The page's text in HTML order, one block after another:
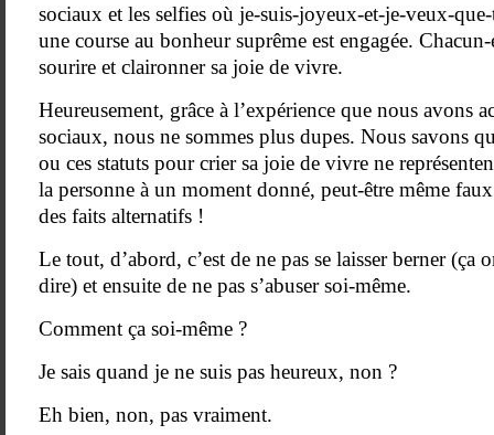
sociaux et les selfies où je-suis-joyeux-et-je-veux-
une course au bonheur suprême est engagée.
sourire et claironner sa joie de vivre.
Heureusement, grâce à l’expérience que nous avons
sociaux, nous ne sommes plus dupes. Nous savons
ou ces statuts pour crier sa joie de vivre ne
la personne à un moment donné, peut-être même
des faits alternatifs !
Le tout, d’abord, c’est de ne pas se laisser berner (ça
dire) et ensuite de ne pas s’abuser soi-même.
Comment ça soi-même ?
Je sais quand je ne suis pas heureux, non ?
Eh bien, non, pas vraiment.